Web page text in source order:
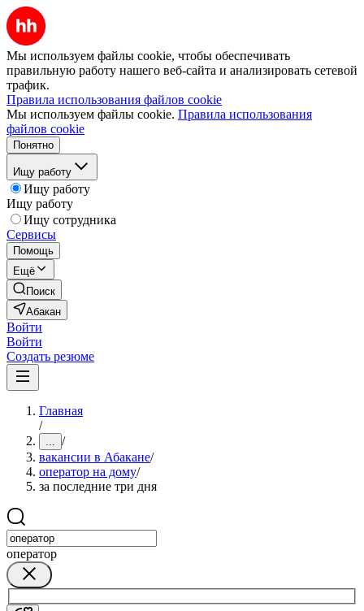
Мы используем файлы cookie, чтобы обеспечивать
правильную работу нашего веб-сайта и анализировать сетевой
трафик.
Правила использования файлов cookie
Мы используем файлы cookie. Правила использования
файлов cookie
Понятно
Ищу работу
Ищу работу
Ищу работу
Ищу сотрудника
Сервисы
Помощь
Ещё
Поиск
Абакан
Войти
Войти
Создать резюме
Главная
/
... /
вакансии в Абакане/
оператор на дому/
за последние три дня
оператор